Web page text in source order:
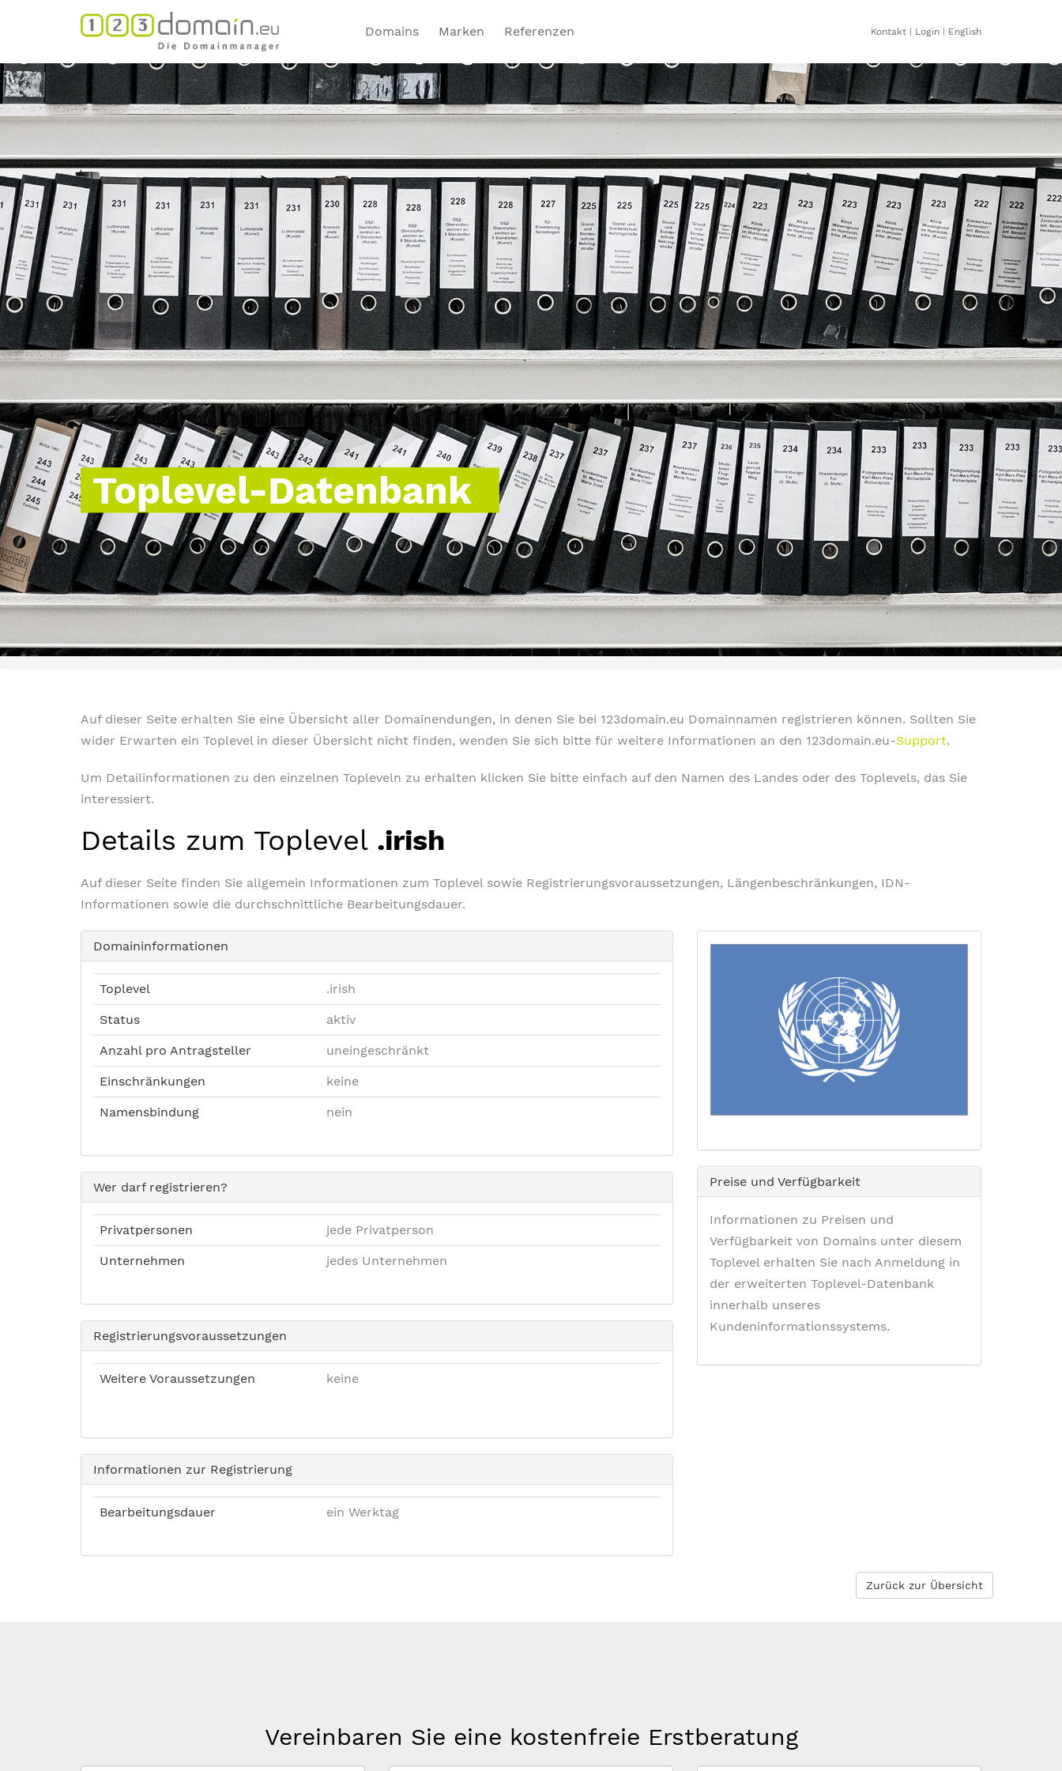
Domains Marken Referenzen Kontakt Login English
Toplevel-Datenbank
Auf dieser Seite erhalten Sie eine Übersicht aller Domainendungen, in denen Sie bei 123domain.eu Domainnamen registrieren können. Sollten Sie
wider Erwarten ein Toplevel in dieser Übersicht nicht finden, wenden Sie sich bitte für weitere Informationen an den 123domain.eu-Support.
Um Detailinformationen zu den einzelnen Topleveln zu erhalten klicken Sie bitte einfach auf den Namen des Landes oder des Toplevels, das Sie
interessiert.
Details zum Toplevel .irish
Auf dieser Seite finden Sie allgemein Informationen zum Toplevel sowie Registrierungsvoraussetzungen, Längenbeschränkungen, IDN-
Informationen sowie die durchschnittliche Bearbeitungsdauer.
Domaininformationen
Toplevel .irish
Status aktiv
Anzahl pro Antragsteller uneingeschränkt
Einschränkungen keine
Namensbindung nein
Wer darf registrieren?
Privatpersonen jede Privatperson
Unternehmen jedes Unternehmen
Registrierungsvoraussetzungen
Weitere Voraussetzungen keine
Informationen zur Registrierung
Bearbeitungsdauer ein Werktag
Preise und Verfügbarkeit
Informationen zu Preisen und
Verfügbarkeit von Domains unter diesem
Toplevel erhalten Sie nach Anmeldung in
der erweiterten Toplevel-Datenbank
innerhalb unseres
Kundeninformationssystems.
Zurück zur Übersicht
Vereinbaren Sie eine kostenfreie Erstberatung